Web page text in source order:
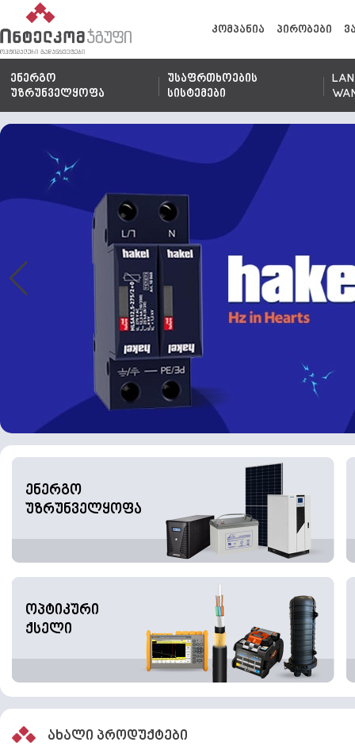
კომპანია პირობები
ენერგო
უზრუნველყოფა
უსაფრთხოების
სისტემები
ენერგო
უზრუნველყოფა
ოპტიკური
ქსელი
ახალი პროდუქტები